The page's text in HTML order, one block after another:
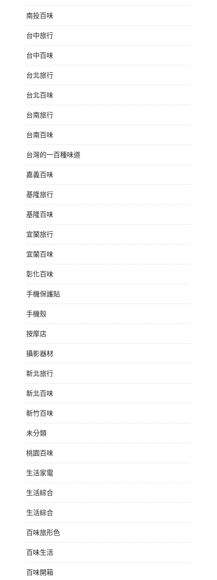
南投百味
台中旅行
台中百味
台北旅行
台北百味
台南旅行
台南百味
台灣的一百種味道
嘉義百味
基隆旅行
基隆百味
宜蘭旅行
宜蘭百味
彰化百味
手機保護貼
手機殼
按摩店
攝影器材
新北旅行
新北百味
新竹百味
未分類
桃園百味
生活家電
生活綜合
生活綜合
百味旅形色
百味生活
百味開箱